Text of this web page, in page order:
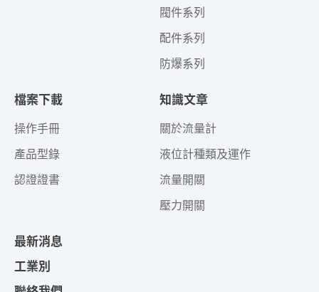
閥件系列
配件系列
防爆系列
檔案下載
操作手冊
產品型錄
認證證書
知識文章
關於流量計
液位計種類及運作
流量開關
壓力開關
最新消息
工業別